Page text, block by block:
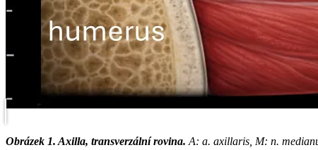
Obrázek 1. Axilla, transverzální rovina. A: a. axillaris, M: n.